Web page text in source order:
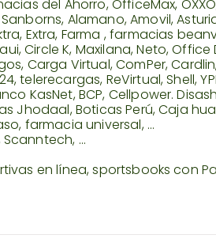
del Ahorro, OfficeMax,
Alamano, Amovil,
Extra, Farma , farmacias
Circle K, Maxilana, Neto, Office
Carga Virtual, ComPer,
telerecargas, ReVirtual, Shell,
KasNet, BCP, Cellpower.
Jhodaal, Boticas Perú, Caja
farmacia universal, ...
...
en línea, sportsbooks con